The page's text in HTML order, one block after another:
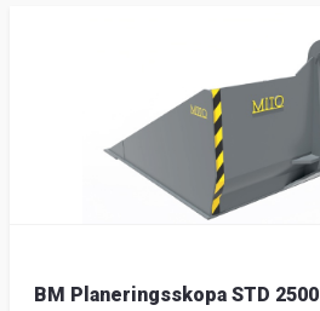
BM Planeringsskopa STD 2500